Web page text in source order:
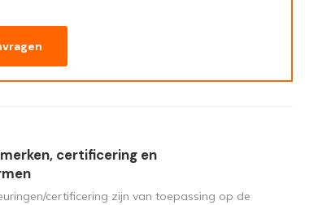
certificering en
certificering zijn van toepassing op de